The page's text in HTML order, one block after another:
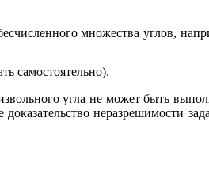
множества углов,
самостоятельно).
угла не может быть
неразрешимости